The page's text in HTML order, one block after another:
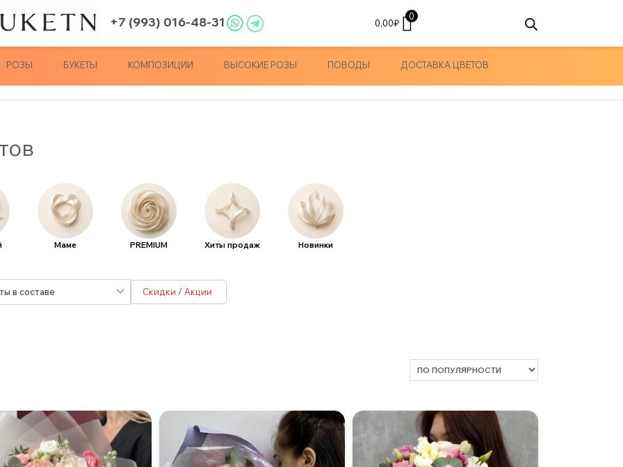
+7 (993) 016-48-31 0,00₽
0
РОЗЫ БУКЕТЫ КОМПОЗИЦИИ ВЫСОКИЕ РОЗЫ ПОВОДЫ ДОСТАВКА ЦВЕТОВ
Маме PREMIUM Хиты продаж Новинки
в составе Скидки / Акции